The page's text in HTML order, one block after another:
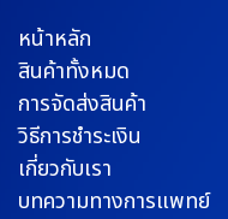
หน้าหลัก
สินค้าทั้งหมด
การจัดส่งสินค้า
วิธีการชำระเงิน
เกี่ยวกับเรา
บทความทางการแพทย์